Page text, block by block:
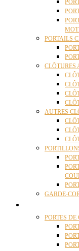
PORTAILS
AUTRES
GARDE-
PORTES